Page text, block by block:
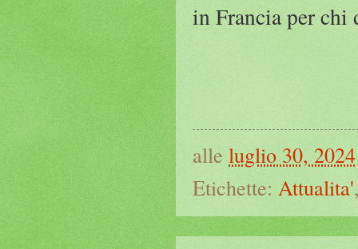
in Francia per
alle luglio 30, 2024
Etichette: Attualita'